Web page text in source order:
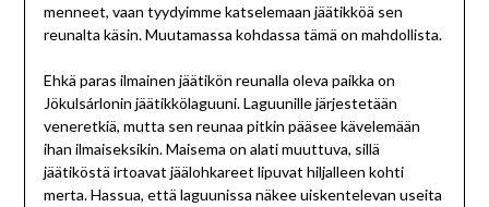
menneet, vaan tyydyimme katselemaan jäätikköä sen
reunalta käsin. Muutamassa kohdassa tämä on mahdollista.
Ehkä paras ilmainen jäätikön reunalla oleva paikka on
Jökulsárlonin jäätikkölaguuni. Laguunille järjestetään
veneretkiä, mutta sen reunaa pitkin pääsee kävelemään
ihan ilmaiseksikin. Maisema on alati muuttuva, sillä
jäätiköstä irtoavat jäälohkareet lipuvat hiljalleen kohti
merta. Hassua, että laguunissa näkee uiskentelevan useita